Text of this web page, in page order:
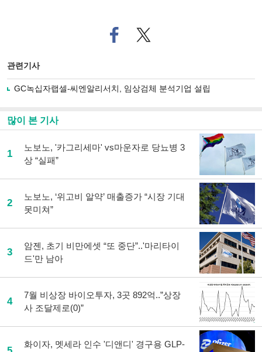
페
이
로
기
기
트위
터로
관련기사
GC녹십자랩셀-씨엔알리서치, 임상검체 분석기업 설립
많이 본 기사
1
노보노, '카그리세마' vs마운자로 당뇨병 3
상 “실패”
2
노보노, ‘위고비 알약’ 매출증가 “시장 기대
못미쳐”
3
암젠, 초기 비만에셋 “또 중단”..'마리타이
드'만 남아
4
7월 비상장 바이오투자, 3곳 892억..”상장
사 조달제로(0)”
화이자, 멧세라 인수 '디앤디' 경구용 GLP-